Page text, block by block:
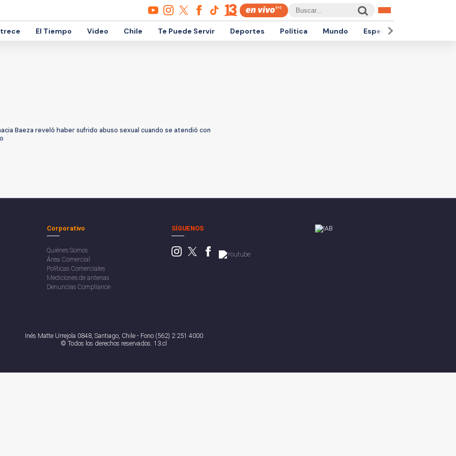
El Tiempo Video Chile Te Puede Servir Deportes Política Mundo Espectáculos
Baeza reveló haber sufrido abuso sexual cuando se atendió con
Corporativo
Quiénes Somos
Área Comercial
Políticas Comerciales
Mediciones de antenas
Denuncias Compliance
SÍGUENOS
Inés Matte Urrejola 0848, Santiago, Chile - Fono (562) 2 251 4000
© Todos los derechos reservados. 13.cl